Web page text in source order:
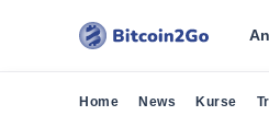
Home News Kurse